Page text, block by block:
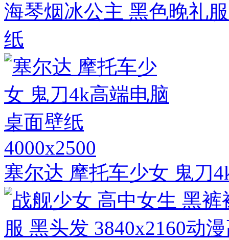
海琴烟冰公主 黑色晚礼
纸
4000x2500
塞尔达 摩托车少女 鬼刀